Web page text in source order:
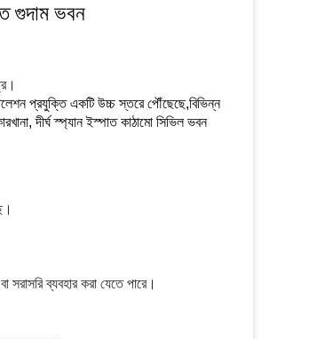
গুদাম ভবন
প্রযুক্তি একটি উচ্চ স্তরে পৌঁছেছে,বিভিন্ন
দীর্ঘ স্প্যান ইস্পাত কাঠামো সিভিল ভবন
সরাসরি ব্যবহার করা যেতে পারে।